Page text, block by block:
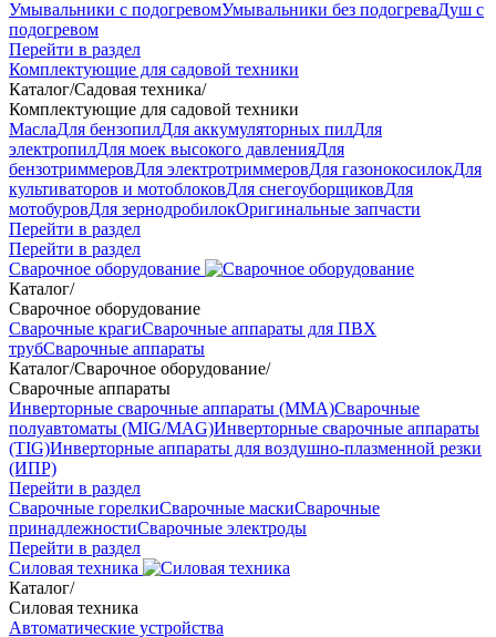
Умывальники с подогревомУмывальники без подогреваДуш с
подогревом
Перейти в раздел
Комплектующие для садовой техники
Каталог/Садовая техника/
Комплектующие для садовой техники
МаслаДля бензопилДля аккумуляторных пилДля
электропилДля моек высокого давленияДля
бензотриммеровДля электротриммеровДля газонокосилокДля
культиваторов и мотоблоковДля снегоуборщиковДля
мотобуровДля зернодробилокОригинальные запчасти
Перейти в раздел
Перейти в раздел
Сварочное оборудование
Каталог/
Сварочное оборудование
Сварочные крагиСварочные аппараты для ПВХ
трубСварочные аппараты
Каталог/Сварочное оборудование/
Сварочные аппараты
Инверторные сварочные аппараты (ММА)Сварочные
полуавтоматы (MIG/MAG)Инверторные сварочные аппараты
(TIG)Инверторные аппараты для воздушно-плазменной резки
(ИПР)
Перейти в раздел
Сварочные горелкиСварочные маскиСварочные
принадлежностиСварочные электроды
Перейти в раздел
Силовая техника
Каталог/
Силовая техника
Автоматические устройства